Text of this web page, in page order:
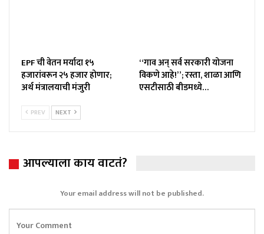
EPF ची वेतन मर्यादा १५
हजारांवरून २५ हजार होणार;
अर्थ मंत्रालयाची मंजुरी
“गाव अन् सर्व सरकारी योजना
विकणे आहे!”; रस्ता, शाळा आणि
एसटीसाठी बीडमध्ये…
PREV NEXT
आपल्याला काय वाटतं?
Your email address will not be published.